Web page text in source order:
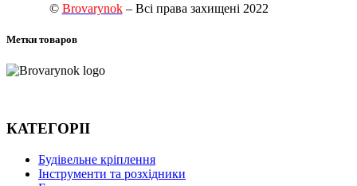
© Brovarynok– Всі права захищені 2022
Метки товаров
КАТЕГОРІІ
Будівельне кріплення
Інструменти та розхідники